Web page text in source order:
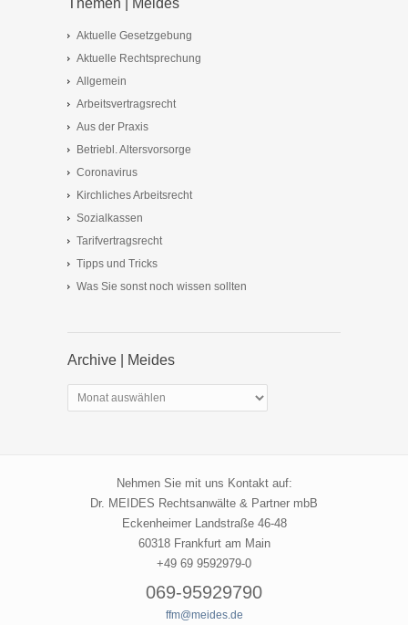
Themen | Meides
Aktuelle Gesetzgebung
Aktuelle Rechtsprechung
Allgemein
Arbeitsvertragsrecht
Aus der Praxis
Betriebl. Altersvorsorge
Coronavirus
Kirchliches Arbeitsrecht
Sozialkassen
Tarifvertragsrecht
Tipps und Tricks
Was Sie sonst noch wissen sollten
Archive | Meides
Archive
|
Nehmen Sie mit uns Kontakt auf:
Dr. MEIDES Rechtsanwälte & Partner mbB
Eckenheimer Landstraße 46-48
60318 Frankfurt am Main
+49 69 9592979-0
069-95929790
ffm@meides.de